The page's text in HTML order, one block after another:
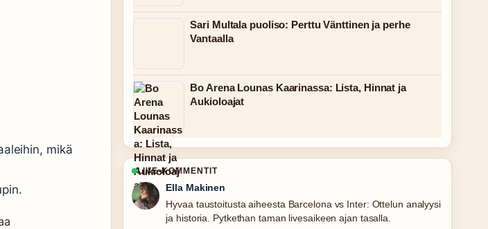
mikä
Sari Multala puoliso: Perttu Vänttinen ja perhe
Vantaalla
Bo Arena Lounas Kaarinassa: Lista, Hinnat ja
Aukioloajat
LIVE-KOMMENTIT
Ella Makinen
Hyvaa taustoitusta aiheesta Barcelona vs Inter: Ottelun analyysi
ja historia. Pytkethan taman livesaikeen ajan tasalla.